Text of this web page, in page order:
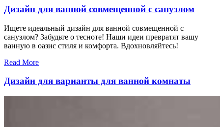
Дизайн для ванной совмещенной с санузлом
Ищете идеальный дизайн для ванной совмещенной с
санузлом? Забудьте о тесноте! Наши идеи превратят вашу
ванную в оазис стиля и комфорта. Вдохновляйтесь!
Read More
Дизайн для варианты для ванной комнаты